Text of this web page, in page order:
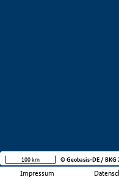
Impressum
100 km © Geobasis-DE / BKG